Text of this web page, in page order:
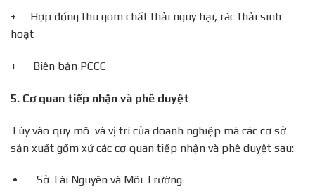
+ Hợp đồng thu gom chất thải nguy hại, rác thải sinh
hoạt
+ Biên bản PCCC
5. Cơ quan tiếp nhận và phê duyệt
Tùy vào quy mô và vị trí của doanh nghiệp mà các cơ sở
sản xuất gốm xứ các cơ quan tiếp nhận và phê duyệt sau:
Sở Tài Nguyên và Môi Trường